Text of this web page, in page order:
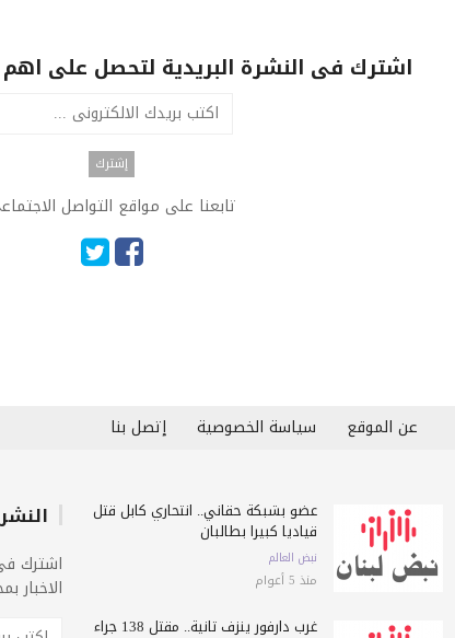
اشترك فى النشرة البريدية لتحصل على اهم
تابعنا على مواقع التواصل
عن الموقع سياسة الخصوصية إتصل بنا
عضو بشبكة حقاني.. انتحاري كابل قتل
قياديا كبيرا بطالبان
نبض العالم
منذ 5 أعوام
غرب دارفور ينزف ثانية.. مقتل 138 جراء
اشترك
الاخبار